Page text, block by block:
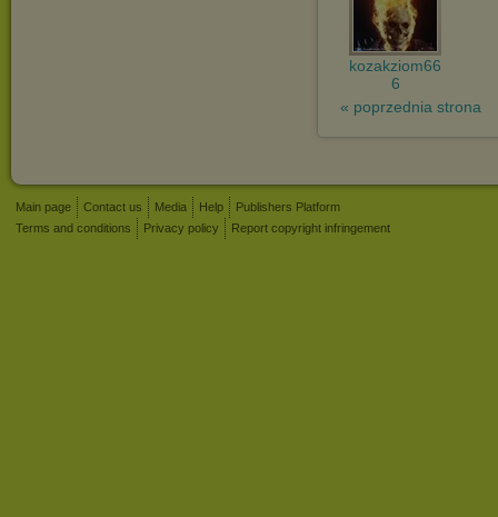
kozakziom66
6
« poprzednia strona
Main page Contact us Media Help
Publishers Platform
Terms and conditions
Privacy policy Report copyright infringement